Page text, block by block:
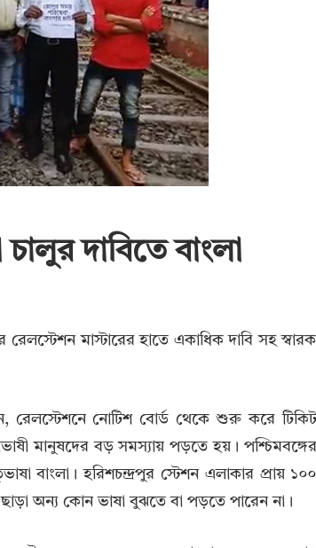
দাবিতে বাংলা
রেলস্টেশন মাস্টারের হাতে একাধিক দাবি সহ স্বারক
রেলস্টেশনে নোটিশ বোর্ড থেকে শুরু করে টিকিট
মানুষদের বড় সমস্যায় পড়তে হয়। পশ্চিমবঙ্গের
বাংলা। হরিশচন্দ্রপুর স্টেশন এলাকার প্রায় ১০০
অন্য কোন ভাষা বুঝতে বা পড়তে পারেন না।